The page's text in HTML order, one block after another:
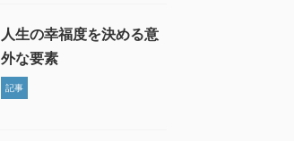
人生の幸福度を決める意
外な要素
記事